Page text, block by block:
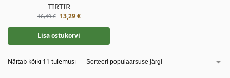
TIRTIR
16,49€ 13,29€
Lisa ostukorvi
Näitab kõiki 11 tulemusi